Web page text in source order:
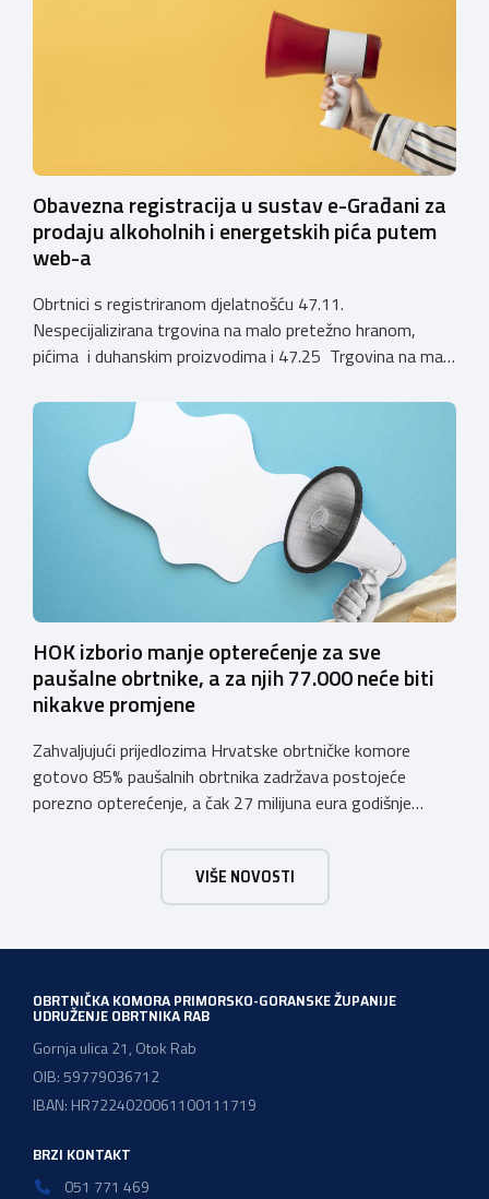
1. siječnja 2025. godine više ne mogu podnositi novi
zahtjevi za izdavanje privremenih rješenja, dok već izdana
Obavezna registracija u sustav e-Građani za
prodaju alkoholnih i energetskih pića putem
web-a
Obrtnici s registriranom djelatnošću 47.11.
Nespecijalizirana trgovina na malo pretežno hranom,
pićima i duhanskim proizvodima i 47.25 Trgovina na malo
koja sadrže alkohol i energetska pića dužni su uskladiti
svoje poslovne procese i osigurati tehničko rješenje za
vjerodostojnu provjeru punoljetnosti kupca putem
sustava e-Građani ili putem mobilne […]
HOK izborio manje opterećenje za sve
paušalne obrtnike, a za njih 77.000 neće biti
nikakve promjene
Zahvaljujući prijedlozima Hrvatske obrtničke komore
gotovo 85% paušalnih obrtnika zadržava postojeće
porezno opterećenje, a čak 27 milijuna eura godišnje
komora pozdravlja odluku Vlade Republike Hrvatske da u
konačnom prijedlogu poreznih izmjena prihvati ključne
prijedloge HOK-a iznesene tijekom intenzivnog dijaloga s
VIŠE NOVOSTI
OBRTNIČKA KOMORA PRIMORSKO-GORANSKE ŽUPANIJE
UDRUŽENJE OBRTNIKA RAB
Gornja ulica 21, Otok Rab
OIB: 59779036712
IBAN: HR7224020061100111719
BRZI KONTAKT
051 771 469